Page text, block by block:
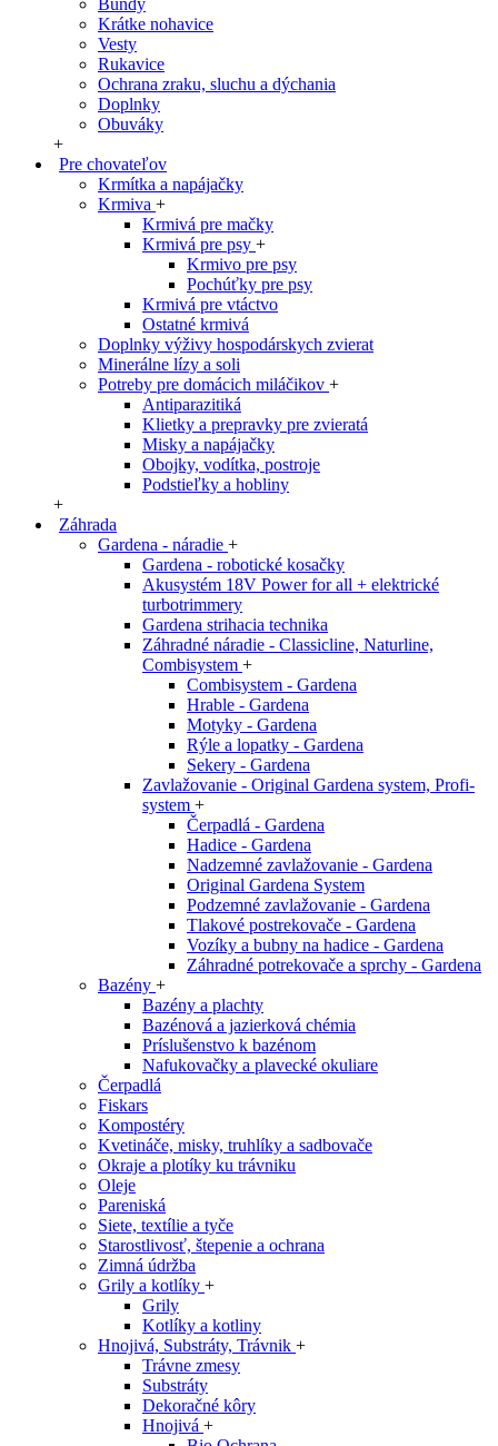
Bundy
Krátke nohavice
Vesty
Rukavice
Ochrana zraku, sluchu a dýchania
Doplnky
Obuváky
+
Pre chovateľov
Krmítka a napájačky
Krmiva +
Krmivá pre mačky
Krmivá pre psy +
Krmivo pre psy
Pochúťky pre psy
Krmivá pre vtáctvo
Ostatné krmivá
Doplnky výživy hospodárskych zvierat
Minerálne lízy a soli
Potreby pre domácich miláčikov +
Antiparazitiká
Klietky a prepravky pre zvieratá
Misky a napájačky
Obojky, vodítka, postroje
Podstieľky a hobliny
+
Záhrada
Gardena - náradie +
Gardena - robotické kosačky
Akusystém 18V Power for all + elektrické
turbotrimmery
Gardena strihacia technika
Záhradné náradie - Classicline, Naturline,
Combisystem +
Combisystem - Gardena
Hrable - Gardena
Motyky - Gardena
Rýle a lopatky - Gardena
Sekery - Gardena
Zavlažovanie - Original Gardena system, Profi-
system +
Čerpadlá - Gardena
Hadice - Gardena
Nadzemné zavlažovanie - Gardena
Original Gardena System
Podzemné zavlažovanie - Gardena
Tlakové postrekovače - Gardena
Vozíky a bubny na hadice - Gardena
Záhradné potrekovače a sprchy - Gardena
Bazény +
Bazény a plachty
Bazénová a jazierková chémia
Príslušenstvo k bazénom
Nafukovačky a plavecké okuliare
Čerpadlá
Fiskars
Kompostéry
Kvetináče, misky, truhlíky a sadbovače
Okraje a plotíky ku trávniku
Oleje
Pareniská
Siete, textílie a tyče
Starostlivosť, štepenie a ochrana
Zimná údržba
Grily a kotlíky +
Grily
Kotlíky a kotliny
Hnojivá, Substráty, Trávnik +
Trávne zmesy
Substráty
Dekoračné kôry
Hnojivá +